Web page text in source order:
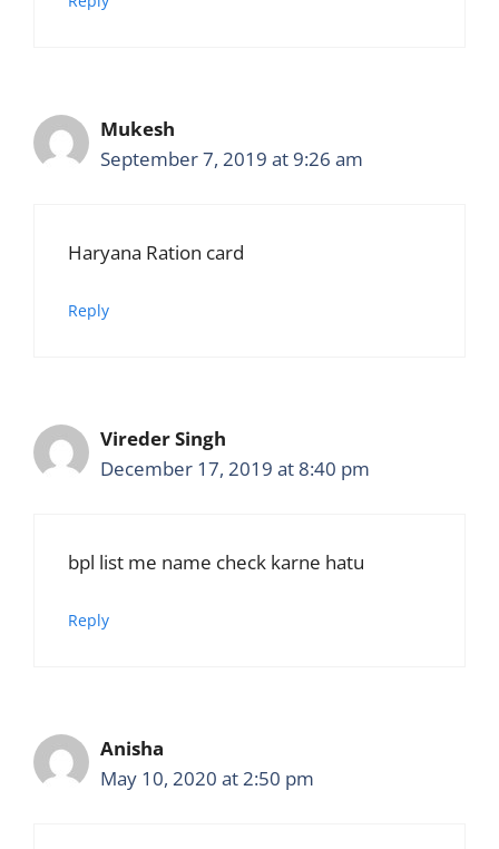
Mukesh
September 7, 2019 at 9:26 am
Haryana Ration card
Reply
Vireder Singh
December 17, 2019 at 8:40 pm
bpl list me name check karne hatu
Reply
Anisha
May 10, 2020 at 2:50 pm